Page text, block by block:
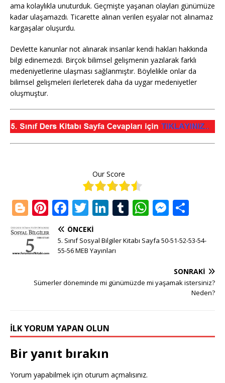
ama kolaylıkla unuturduk. Geçmişte yaşanan olayları günümüze
kadar ulaşamazdı. Ticarette alınan verilen eşyalar not alınamaz
kargaşalar oluşurdu.
Devlette kanunlar not alınarak insanlar kendi hakları hakkında
bilgi edinemezdi. Birçok bilimsel gelişmenin yazılarak farklı
medeniyetlerine ulaşması sağlanmıştır. Böylelikle onlar da
bilimsel gelişmeleri ilerleterek daha da uygar medeniyetler
oluşmuştur.
Our Score
Bl
o
g
g
r
Pi
n
te
r
st
F
a
c
e
o
k
T
w
it
te
Li
k
e
n
T
m
W
at
p
M
ss
n
g
ar
ÖNCEKI
5. Sınıf Sosyal Bilgiler Kitabı Sayfa 50-51-52-53-54-
55-56 MEB Yayınları
SONRAKI
Sümerler döneminde mi günümüzde mi yaşamak istersiniz?
Neden?
İLK YORUM YAPAN OLUN
Bir yanıt bırakın
Yorum yapabilmek için oturum açmalısınız.